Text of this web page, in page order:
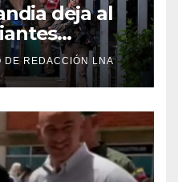
deja al
DE REDACCIÓN LNA